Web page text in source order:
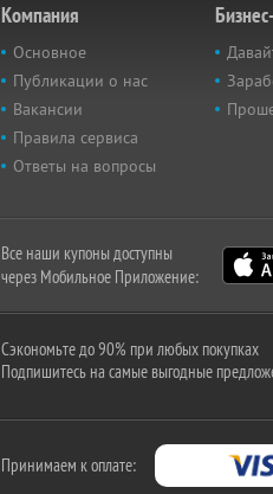
Компания
Основное
Публикации о нас
Вакансии
Правила сервиса
Ответы на вопросы
Все наши купоны доступны
через Мобильное Приложение:
Сэкономьте до 90% при любых покупках
Подпишитесь на самые выгодные
Принимаем к оплате: